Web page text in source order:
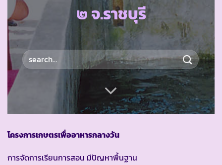
๒ จ.ราชบุรี
โครงการเกษตรเพื่ออาหารกลางวัน
การจัดการเรียนการสอน มีปัญหาพื้นฐาน